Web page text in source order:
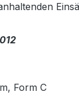
Form C